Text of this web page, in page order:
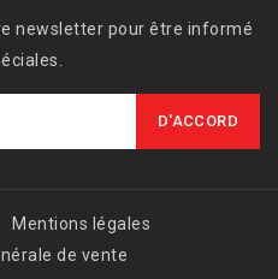
newsletter pour être informé
Mentions légales
de vente